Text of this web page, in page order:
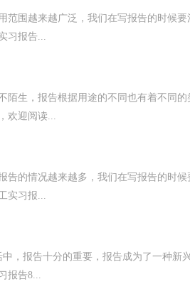
范围越来越广泛，我们在写报告的时候
习报告...
生，报告根据用途的不同也有着不同的
欢迎阅读...
的情况越来越多，我们在写报告的时候
实习报...
，报告十分的重要，报告成为了一种新
报告8...